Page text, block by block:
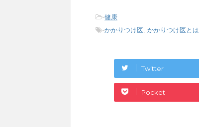
-健康
-かかりつけ医, かかりつけ医とは
Twitter
Pocket